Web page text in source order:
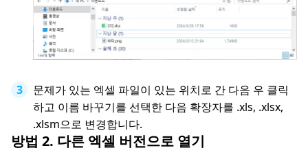
문제가 있는 엑셀 파일이 있는 위치로 간 다음 우 클릭
하고 이름 바꾸기를 선택한 다음 확장자를 .xls, .xlsx,
.xlsm으로 변경합니다.
방법 2. 다른 엑셀 버전으로 열기